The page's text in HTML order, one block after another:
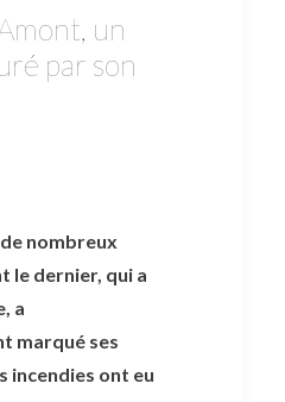
un
par son
nombreux
le dernier, qui a
a
marqué ses
incendies ont eu